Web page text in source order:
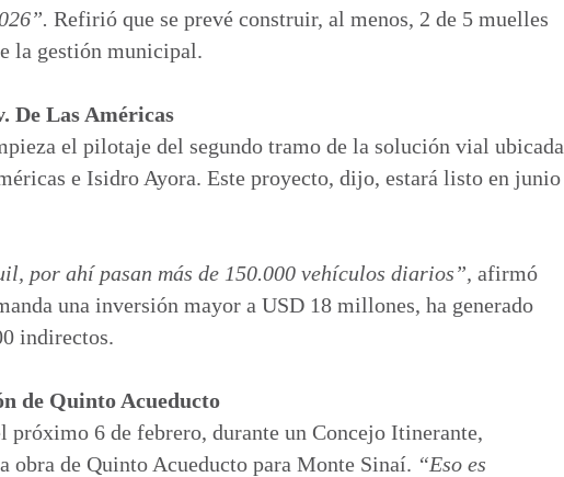
Refirió que se prevé construir, al menos, 2 de 5 muelles
la gestión municipal.
De Las Américas
el pilotaje del segundo tramo de la solución vial ubicada
e Isidro Ayora. Este proyecto, dijo, estará listo en junio
por ahí pasan más de 150.000 vehículos diarios”, afirmó
una inversión mayor a USD 18 millones, ha generado
indirectos.
de Quinto Acueducto
6 de febrero, durante un Concejo Itinerante,
obra de Quinto Acueducto para Monte Sinaí. “Eso es